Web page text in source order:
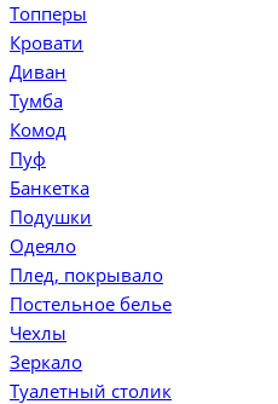
Топперы
Кровати
Диван
Тумба
Комод
Пуф
Банкетка
Подушки
Одеяло
Плед, покрывало
Постельное белье
Чехлы
Зеркало
Туалетный столик